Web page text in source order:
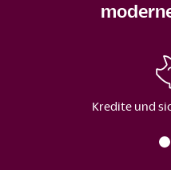
Kredite und